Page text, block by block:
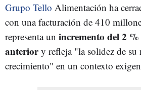
Grupo Tello Alimentación ha
con una facturación de 410
representa un incremento del 2
anteriory refleja "la solidez de su
crecimiento" en un contexto